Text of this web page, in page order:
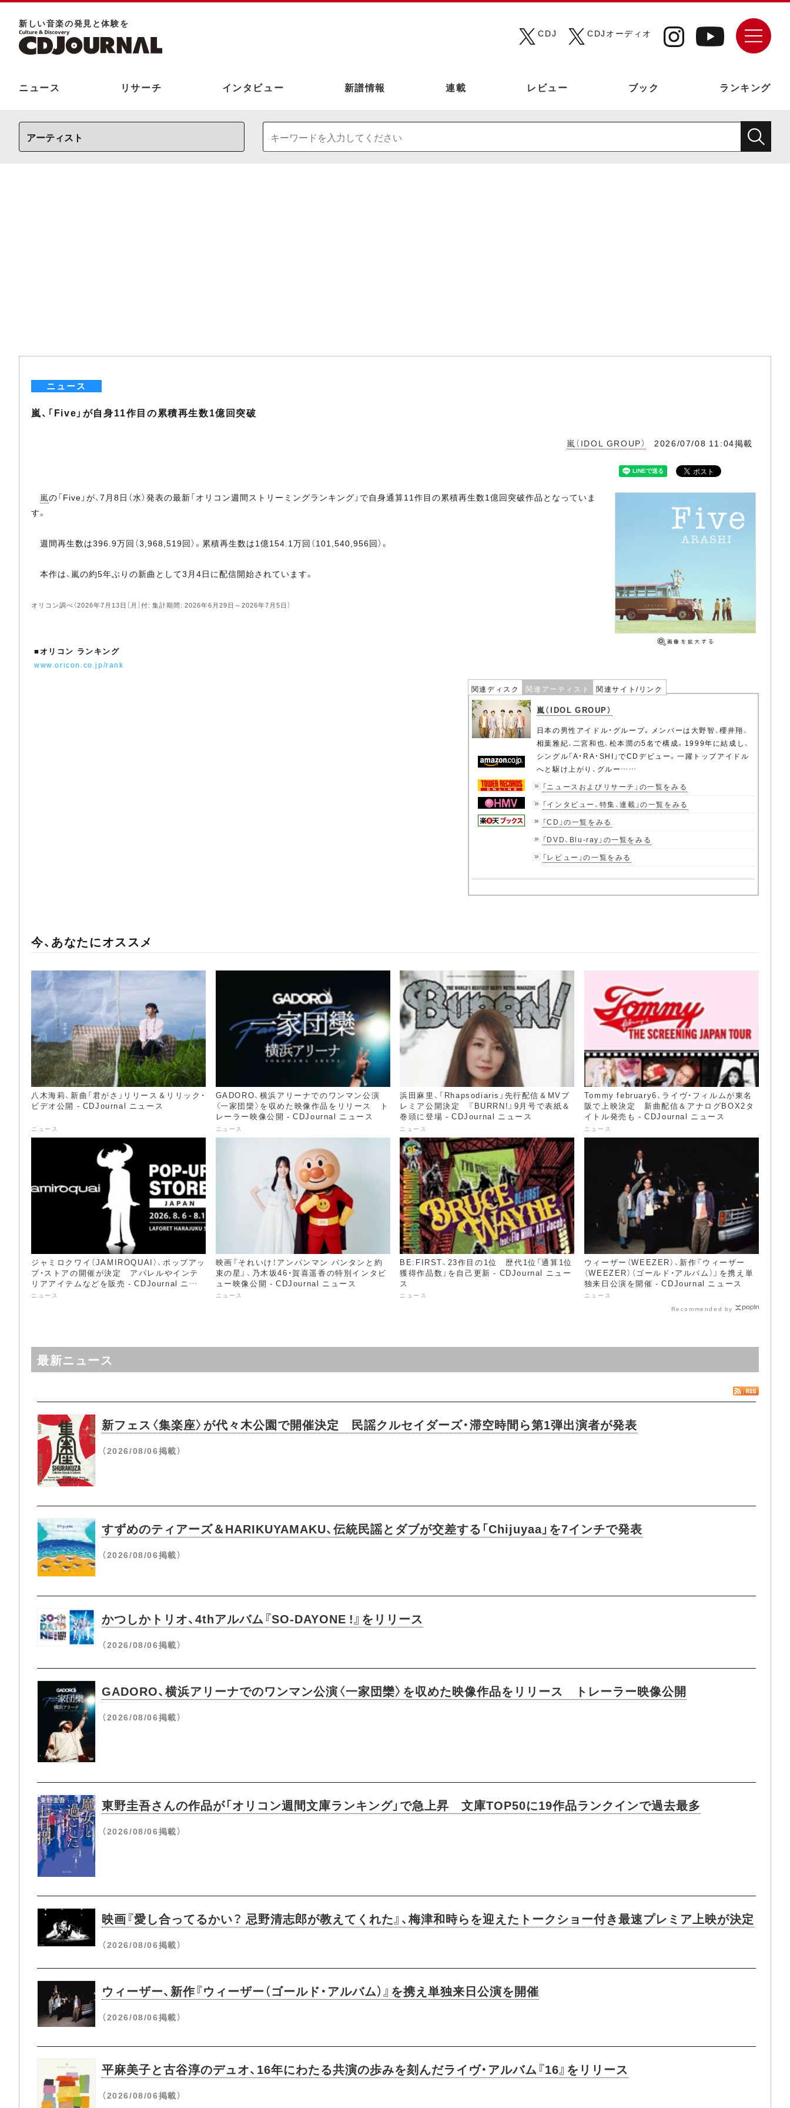
新しい⾳楽の発⾒と体験を
CDJ
CDJオーディオ
ニュース リサーチ インタビュー 新譜情報 連載 レビュー ブック ランキング
ニュース
嵐、「Five」が自身11作目の累積再生数1億回突破
嵐（IDOL GROUP） 2026/07/08 11:04掲載
嵐の「Five」が、7月8日（水）発表の最新「オリコン週間ストリーミングランキング」で自身通算11作目の累積再生数1億回突破作品となっていま
す。
週間再生数は396.9万回（3,968,519回）。累積再生数は1億154.1万回（101,540,956回）。
本作は、嵐の約5年ぶりの新曲として3月4日に配信開始されています。
オリコン調べ（2026年7月13日［月］付: 集計期間: 2026年6月29日～2026年7月5日）
関連ディスク 関連アーティスト 関連サイト/リンク
嵐（IDOL GROUP）
日本の男性アイドル・グループ。メンバーは大野智、櫻井翔、
相葉雅紀、二宮和也、松本潤の5名で構成。1999年に結成し、
シングル「A・RA・SHI」でCDデビュー。一躍トップアイドル
へと駆け上がり、グルー……
「ニュースおよびリサーチ」の一覧をみる
「インタビュー、特集、連載」の一覧をみる
「CD」の一覧をみる
「DVD、Blu-ray」の一覧をみる
「レビュー」の一覧をみる
■オリコン ランキング
www.oricon.co.jp/rank
今、あなたにオススメ
八木海莉、新曲「君がさ」リリース＆リリック・
ビデオ公開 - CDJournal ニュース
ニュース
GADORO、横浜アリーナでのワンマン公演
〈一家団欒〉を収めた映像作品をリリース ト
レーラー映像公開 - CDJournal ニュース
ニュース
浜田麻里、「Rhapsodiaris」先行配信＆MVプ
レミア公開決定 『BURRN!』9月号で表紙＆
巻頭に登場 - CDJournal ニュース
ニュース
Tommy february6、ライヴ・フィルムが東名
阪で上映決定 新曲配信＆アナログBOX2タ
イトル発売も - CDJournal ニュース
ニュース
ジャミロクワイ（JAMIROQUAI）、ポップアッ
プ・ストアの開催が決定 アパレルやインテ
リアアイテムなどを販売 - CDJournal ニュ
ース
ニュース
映画『それいけ！アンパンマン パンタンと約
束の星』、乃木坂46・賀喜遥香の特別インタビ
ュー映像公開 - CDJournal ニュース
ニュース
BE:FIRST、23作目の1位 歴代1位「通算1位
獲得作品数」を自己更新 - CDJournal ニュー
ス
ニュース
ウィーザー（WEEZER）、新作『ウィーザー
（WEEZER）（ゴールド・アルバム）』を携え単
独来日公演を開催 - CDJournal ニュース
ニュース
Recommended by
最新ニュース
新フェス〈集楽座〉が代々木公園で開催決定 民謡クルセイダーズ・滞空時間ら第1弾出演者が発表
（2026/08/06掲載）
すずめのティアーズ＆HARIKUYAMAKU、伝統民謡とダブが交差する「Chijuyaa」を7インチで発表
（2026/08/06掲載）
かつしかトリオ、4thアルバム『SO-DAYONE !』をリリース
（2026/08/06掲載）
GADORO、横浜アリーナでのワンマン公演〈一家団欒〉を収めた映像作品をリリース トレーラー映像公開
（2026/08/06掲載）
東野圭吾さんの作品が「オリコン週間文庫ランキング」で急上昇​ 文庫TOP50に19作品ランクインで過去最多
（2026/08/06掲載）
映画『愛し合ってるかい？ 忌野清志郎が教えてくれた』、梅津和時らを迎えたトークショー付き最速プレミア上映が決定
（2026/08/06掲載）
ウィーザー、新作『ウィーザー（ゴールド・アルバム）』を携え単独来日公演を開催
（2026/08/06掲載）
平麻美子と古谷淳のデュオ、16年にわたる共演の歩みを刻んだライヴ・アルバム『16』をリリース
（2026/08/06掲載）